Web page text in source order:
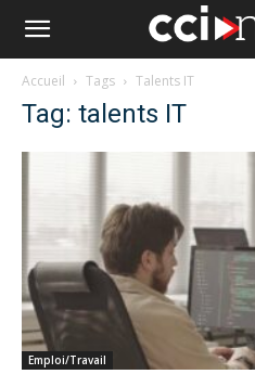
Accueil Tags Talents IT
Tag: talents IT
Emploi/Travail